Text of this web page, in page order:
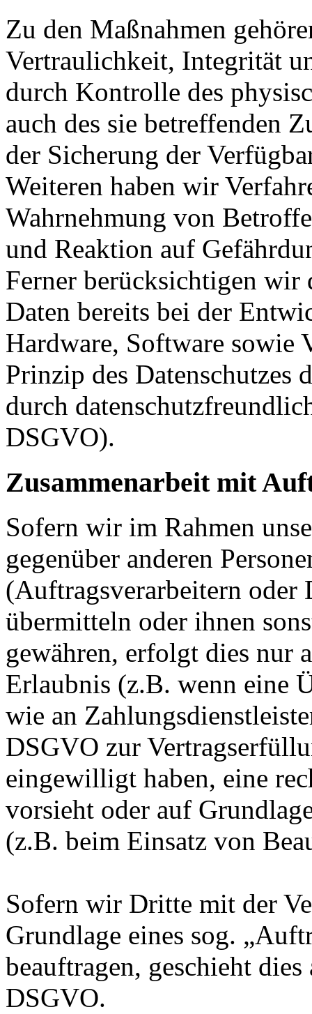
Zu den Maßnahmen
Vertraulichkeit, Integrität
durch Kontrolle des
auch des sie betreffenden
der Sicherung der
Weiteren haben wir
Wahrnehmung von
und Reaktion auf
Ferner berücksichtigen wir
Daten bereits bei der
Hardware, Software sowie
Prinzip des Datenschutzes
durch
DSGVO).
Zusammenarbeit mit
Sofern wir im Rahmen
gegenüber anderen
(Auftragsverarbeitern oder
übermitteln oder ihnen
gewähren, erfolgt dies nur
Erlaubnis (z.B. wenn eine
wie an
DSGVO zur
eingewilligt haben, eine
vorsieht oder auf
(z.B. beim Einsatz von
Sofern wir Dritte mit der
Grundlage eines sog.
beauftragen, geschieht
DSGVO.